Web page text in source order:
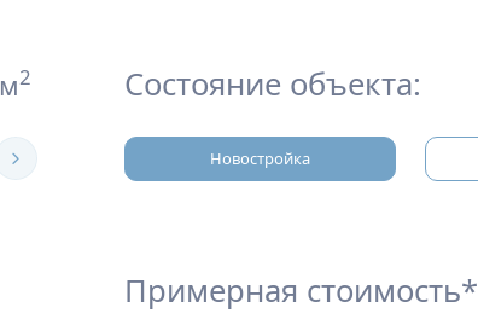
м2 Состояние объекта:
Новостройка
Примерная стоимость*